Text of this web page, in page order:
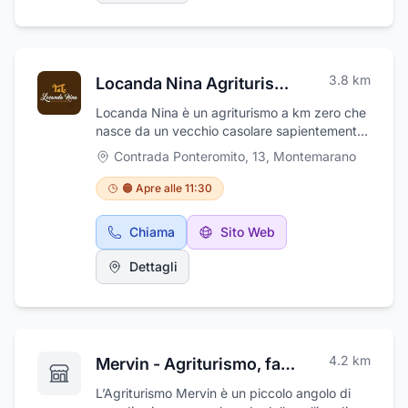
Locanda Nina Agriturismo 3.8 km
Locanda Nina è un agriturismo a km zero che
nasce da un vecchio casolare sapientemente
ristrutturato dalla famiglia Bocchino,
proprietaria di diversi ettari di terra nelle
colline di Montemarano. La locanda propone
specialità di selvaggina, formaggi e ortaggi di
produzione propria. Trattoria tipica e non solo
che gode di un'ampia terrazza all'esterno per
serate e feste fra amici. La struttura offre la
possibilità di pernottamento nelle suggestive
maestria, dotate di ogni confort. Preso
nasce dal nostro desiderio di mantenere le
tradizioni tipiche della cucina campana,
offrendoti anche la possibilità di soggiornare
Contrada Ponteromito, 13, Montemarano
🟠 Apre alle 11:30
Chiama Sito Web
Dettagli
Mervin - Agriturismo, fattoria, piatti locali, prodotti genuini a km zero 4.2 km
L’Agriturismo Mervin è un piccolo angolo di